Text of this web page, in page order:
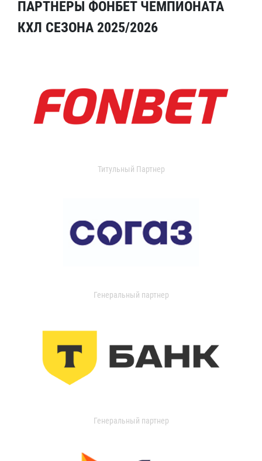
ПАРТНЕРЫ ФОНБЕТ ЧЕМПИОНАТА
КХЛ СЕЗОНА 2025/2026
Титульный Партнер
Генеральный партнер
Генеральный партнер